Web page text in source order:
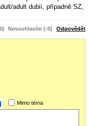
adult dubií, případně SZ,
Nesouhlasím (-0) Odpovědět
Mimo téma